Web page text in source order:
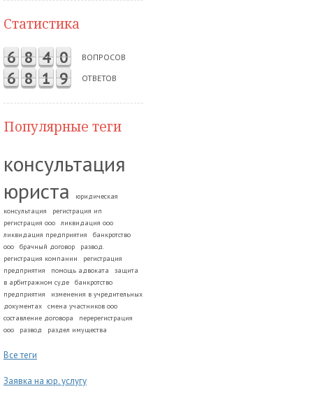
Статистика
6 8 4 0 ВОПРОСОВ
6 8 1 9 ОТВЕТОВ
Популярные теги
консультация
юриста
юридическая
консультация
регистрация ип
регистрация ооо
ликвидация ооо
ликвидация предприятия
банкротство
ооо
брачный договор
развод.
регистрация компании
регистрация
предприятия
помощь адвоката
защита
в арбитражном суде
банкротство
предприятия
изменения в учредительных
документах
смена участников ооо
составление договора
перерегистрация
ооо
развод раздел имущества
Все теги
Заявка на юр. услугу